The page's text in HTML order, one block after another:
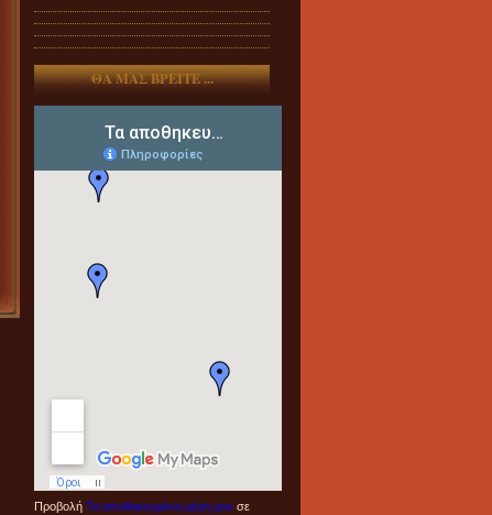
ΘΑ ΜΑΣ ΒΡΕΙΤΕ ...
Προβολή Τα αποθηκευμένα μέρη μου σε